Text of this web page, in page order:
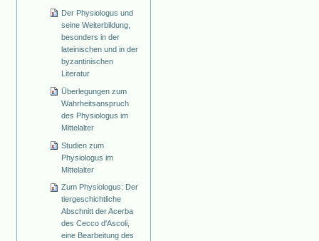
Der Physiologus und
seine Weiterbildung,
besonders in der
lateinischen und in der
byzantinischen
Literatur
Überlegungen zum
Wahrheitsanspruch
des Physiologus im
Mittelalter
Studien zum
Physiologus im
Mittelalter
Zum Physiologus: Der
tiergeschichtliche
Abschnitt der Acerba
des Cecco d'Ascoli,
eine Bearbeitung des